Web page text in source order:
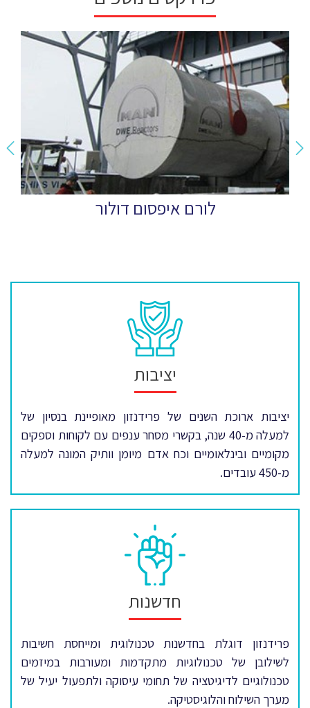
לורם איפסום דולור
יציבות
יציבות ארוכת השנים של פרידנזון מאופיינת בנסיון של
למעלה מ-40 שנה, בקשרי מסחר ענפים עם לקוחות וספקים
מקומיים ובינלאומיים וכח אדם מיומן וותיק המונה למעלה
מ-450 עובדים.
חדשנות
פרידנזון דוגלת בחדשנות טכנולוגית ומייחסת חשיבות
לשילובן של טכנולוגיות מתקדמות ומעורבות במיזמים
טכנולוגיים לדיגיטציה של תחומי עיסוקה ולתפעול יעיל של
מערך השילוח והלוגיסטיקה.